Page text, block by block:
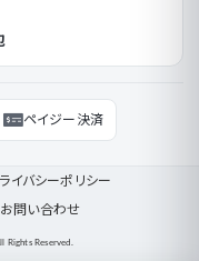
ペイジー決済
イバシーポリシー
お問い合わせ
Rights Reserved.